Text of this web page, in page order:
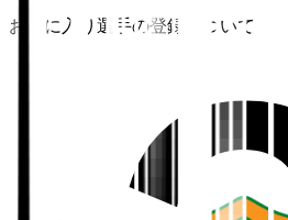
お気に入り選手の登録について